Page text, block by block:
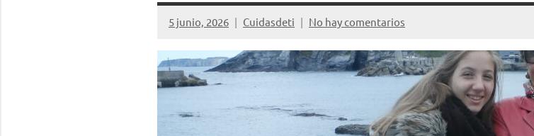
5 junio, 2026 Cuidasdeti No hay comentarios